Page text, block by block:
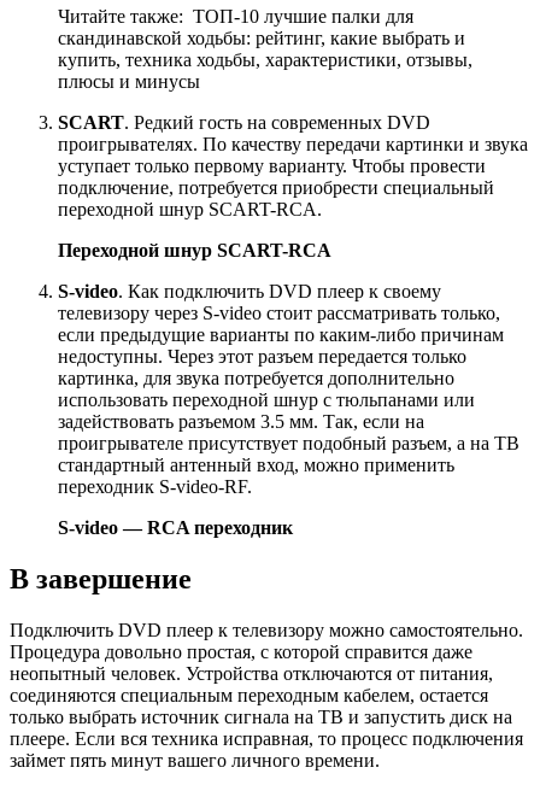
Читайте также: ТОП-10 лучшие палки для
скандинавской ходьбы: рейтинг, какие выбрать и
купить, техника ходьбы, характеристики, отзывы,
плюсы и минусы
SCART. Редкий гость на современных DVD
проигрывателях. По качеству передачи картинки и звука
уступает только первому варианту. Чтобы провести
подключение, потребуется приобрести специальный
переходной шнур SCART-RCA.
Переходной шнур SCART-RCA
S-video. Как подключить DVD плеер к своему
телевизору через S-video стоит рассматривать только,
если предыдущие варианты по каким-либо причинам
недоступны. Через этот разъем передается только
картинка, для звука потребуется дополнительно
использовать переходной шнур с тюльпанами или
задействовать разъемом 3.5 мм. Так, если на
проигрывателе присутствует подобный разъем, а на ТВ
стандартный антенный вход, можно применить
переходник S-video-RF.
S-video — RCA переходник
В завершение
Подключить DVD плеер к телевизору можно самостоятельно.
Процедура довольно простая, с которой справится даже
неопытный человек. Устройства отключаются от питания,
соединяются специальным переходным кабелем, остается
только выбрать источник сигнала на ТВ и запустить диск на
плеере. Если вся техника исправная, то процесс подключения
займет пять минут вашего личного времени.